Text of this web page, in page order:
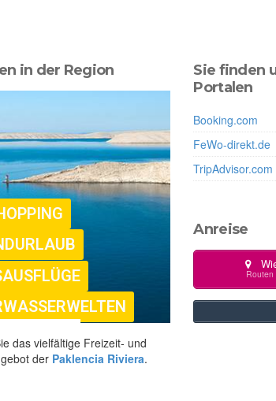
in der Region
das vielfältige Freizeit- und
der Paklencia Riviera.
Sie finden
Portalen
Booking.com
FeWo-direkt.de
TripAdvisor.com
Anreise
Routen